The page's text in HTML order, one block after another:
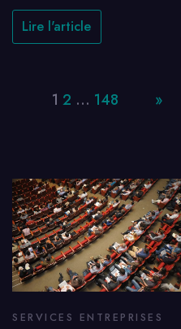
Lire l'article
1 2 … 148 »
SERVICES ENTREPRISES